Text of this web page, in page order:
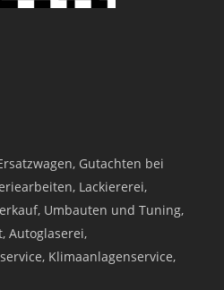
Gutachten bei
Lackiererei,
Umbauten und Tuning,
Autoglaserei,
Klimaanlagenservice,